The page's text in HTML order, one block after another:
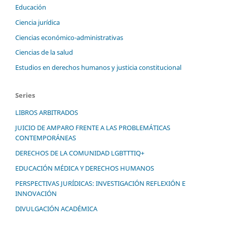
Educación
Ciencia jurídica
Ciencias económico-administrativas
Ciencias de la salud
Estudios en derechos humanos y justicia constitucional
Series
LIBROS ARBITRADOS
JUICIO DE AMPARO FRENTE A LAS PROBLEMÁTICAS
CONTEMPORÁNEAS
DERECHOS DE LA COMUNIDAD LGBTTTIQ+
EDUCACIÓN MÉDICA Y DERECHOS HUMANOS
PERSPECTIVAS JURÍDICAS: INVESTIGACIÓN REFLEXIÓN E
INNOVACIÓN
DIVULGACIÓN ACADÉMICA